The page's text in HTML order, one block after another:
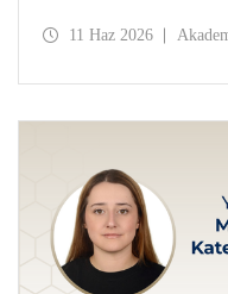
akademisyenler,
11 Haz 2026